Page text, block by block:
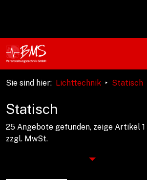
Sie sind hier: Lichttechnik Statisch
Statisch
25 Angebote gefunden, zeige Artikel 1
zzgl. MwSt.